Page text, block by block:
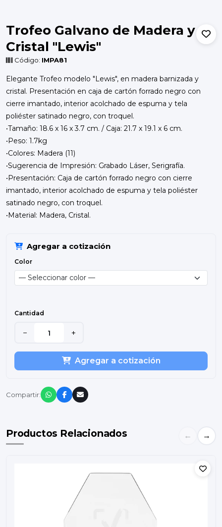
Trofeo Galvano de Madera y
Cristal "Lewis"
Código: IMPA81
Elegante Trofeo modelo "Lewis", en madera barnizada y
cristal. Presentación en caja de cartón forrado negro con
cierre imantado, interior acolchado de espuma y tela
poliéster satinado negro, con troquel.
•Tamaño: 18.6 x 16 x 3.7 cm. / Caja: 21.7 x 19.1 x 6 cm.
•Peso: 1.7kg
•Colores: Madera (11)
•Sugerencia de Impresión: Grabado Láser, Serigrafía.
•Presentación: Caja de cartón forrado negro con cierre
imantado, interior acolchado de espuma y tela poliéster
satinado negro, con troquel.
•Material: Madera, Cristal.
Agregar a cotización
Color
Cantidad
− +
Agregar a cotización
Compartir:
Productos Relacionados ← →